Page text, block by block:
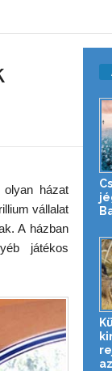
házat
vállalat
A házban
játékos